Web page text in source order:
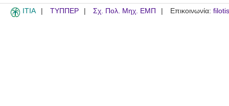
ITIA ΤΥΠΠΕΡ Σχ. Πολ. Μηχ. ΕΜΠ Επικοινωνία: